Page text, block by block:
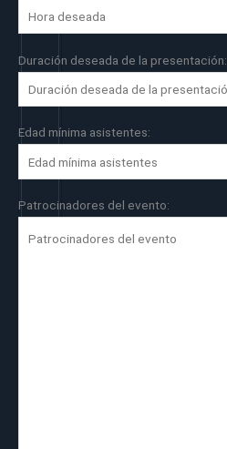
Duración deseada de la presentación:
Edad mínima asistentes:
Patrocinadores del evento: